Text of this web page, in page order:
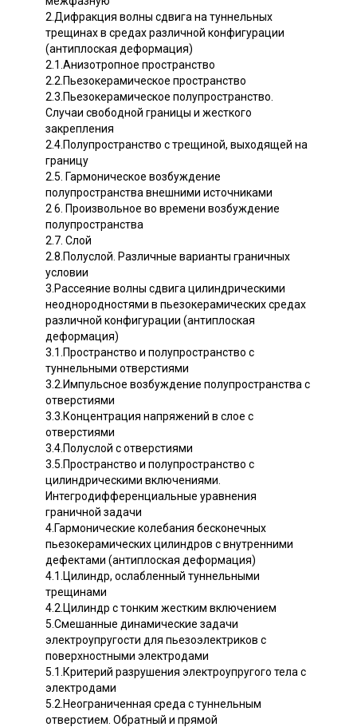
2.Дифракция волны сдвига на туннельных
трещинах в средах различной конфигурации
(антиплоская деформация)
2.1.Анизотропное пространство
2.2.Пьезокерамическое пространство
2.3.Пьезокерамическое полупространство.
Случаи свободной границы и жесткого
закрепления
2.4.Полупространство с трещиной, выходящей на
границу
2.5. Гармоническое возбуждение
полупространства внешними источниками
2 6. Произвольное во времени возбуждение
полупространства
2.7. Слой
2.8.Полуслой. Различные варианты граничных
условии
3.Рассеяние волны сдвига цилиндрическими
неоднородностями в пьезокерамических средах
различной конфигурации (антиплоская
деформация)
3.1.Пространство и полупространство с
туннельными отверстиями
3.2.Импульсное возбуждение полупространства с
отверстиями
3.3.Концентрация напряжений в слое с
отверстиями
3.4.Полуслой с отверстиями
3.5.Пространство и полупространство с
цилиндрическими включениями.
Интегродифференциальные уравнения
граничной задачи
4.Гармонические колебания бесконечных
пьезокерамических цилиндров с внутренними
дефектами (антиплоская деформация)
4.1.Цилиндр, ослабленный туннельными
трещинами
4.2.Цилиндр с тонким жестким включением
5.Смешанные динамические задачи
электроупругости для пьезоэлектриков с
поверхностными электродами
5.1.Критерий разрушения электроупругого тела с
электродами
5.2.Неограниченная среда с туннельным
отверстием. Обратный и прямой